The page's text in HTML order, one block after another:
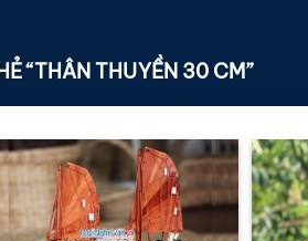
“THÂN THUYỀN 30 CM”